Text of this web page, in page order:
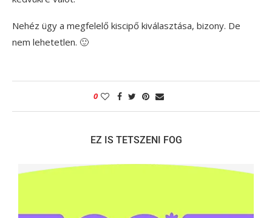
Nehéz ügy a megfelelő kiscipő kiválasztása, bizony. De
nem lehetetlen. 🙂
0
EZ IS TETSZENI FOG